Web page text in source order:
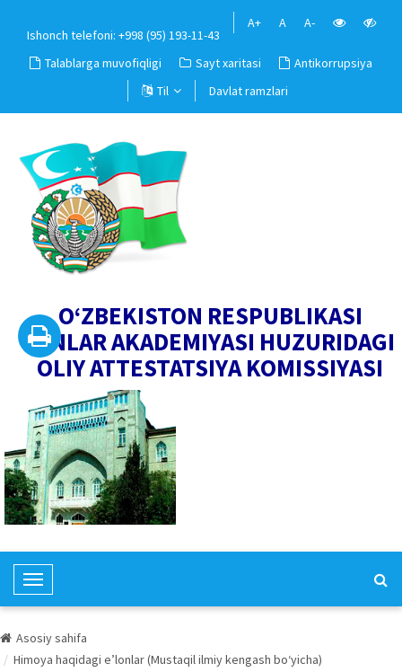
Ishonch telefoni: +998 (95) 193-11-43
A+ A A-
Talablarga muvofiqligi Sayt xaritasi
Antikorrupsiya
Til
Davlat ramzlari
O‘ZBEKISTON RESPUBLIKASI
FANLAR AKADEMIYASI HUZURIDAGI
OLIY ATTESTATSIYA KOMISSIYASI
T
o
g
Asosiy sahifa
Himoya haqidagi e’lonlar (Mustaqil ilmiy kengash bo‘yicha)